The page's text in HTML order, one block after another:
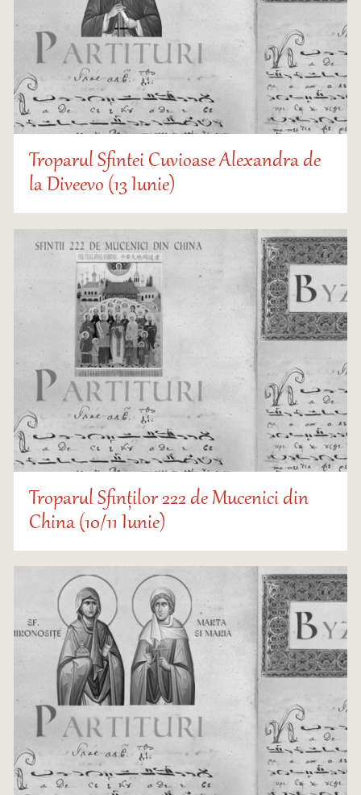
Troparul Sfintei Cuvioase Alexandra de
la Diveevo (13 Iunie)
Troparul Sfinților 222 de Mucenici din
China (10/11 Iunie)